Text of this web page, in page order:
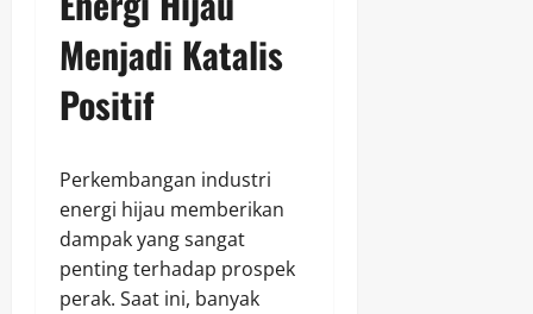
Menjadi Katalis
Positif
Perkembangan industri
energi hijau memberikan
dampak yang sangat
penting terhadap prospek
perak. Saat ini, banyak